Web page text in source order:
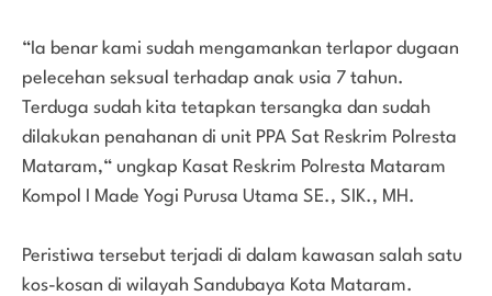
“Ia benar kami sudah mengamankan terlapor dugaan
pelecehan seksual terhadap anak usia 7 tahun.
Terduga sudah kita tetapkan tersangka dan sudah
dilakukan penahanan di unit PPA Sat Reskrim Polresta
Mataram,“ ungkap Kasat Reskrim Polresta Mataram
Kompol I Made Yogi Purusa Utama SE., SIK., MH.
Peristiwa tersebut terjadi di dalam kawasan salah satu
kos-kosan di wilayah Sandubaya Kota Mataram.